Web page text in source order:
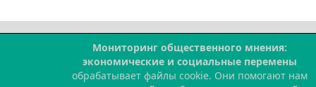
Мониторинг общественного мнения:
экономические и социальные перемены
обрабатывает файлы cookie. Они помогают нам